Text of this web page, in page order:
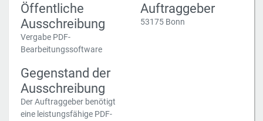
Öffentliche
Ausschreibung
Vergabe PDF-
Bearbeitungssoftware
Gegenstand der
Ausschreibung
Der Auftraggeber benötigt
eine leistungsfähige PDF-
Auftraggeber
53175 Bonn